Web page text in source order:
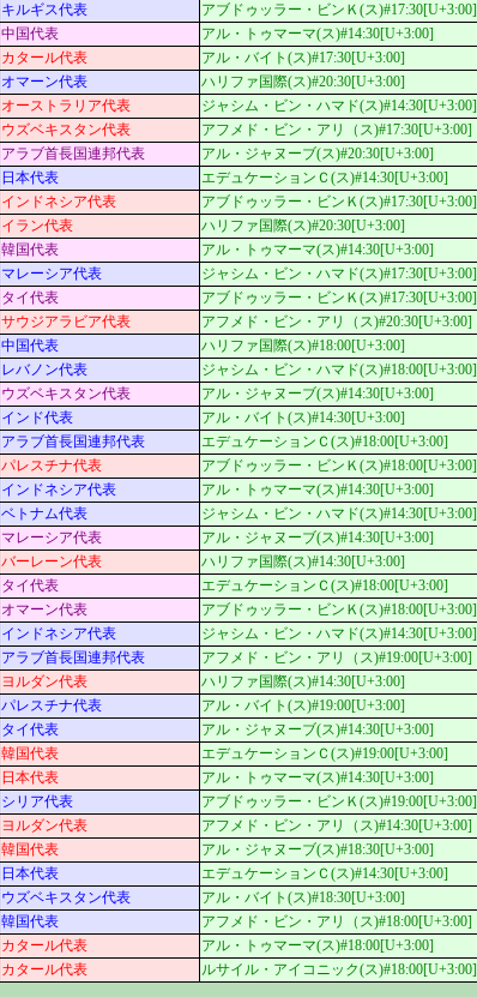
キルギス代表 アブドゥッラー・ビンＫ(ス)#17:30[U+3:00]
中国代表 アル・トゥマーマ(ス)#14:30[U+3:00]
カタール代表 アル・バイト(ス)#17:30[U+3:00]
オマーン代表 ハリファ国際(ス)#20:30[U+3:00]
オーストラリア代表 ジャシム・ビン・ハマド(ス)#14:30[U+3:00]
ウズベキスタン代表 アフメド・ビン・アリ（ス)#17:30[U+3:00]
アラブ首長国連邦代表 アル・ジャヌーブ(ス)#20:30[U+3:00]
日本代表 エデュケーションＣ(ス)#14:30[U+3:00]
インドネシア代表 アブドゥッラー・ビンＫ(ス)#17:30[U+3:00]
イラン代表 ハリファ国際(ス)#20:30[U+3:00]
韓国代表 アル・トゥマーマ(ス)#14:30[U+3:00]
マレーシア代表 ジャシム・ビン・ハマド(ス)#17:30[U+3:00]
タイ代表 アブドゥッラー・ビンＫ(ス)#17:30[U+3:00]
サウジアラビア代表 アフメド・ビン・アリ（ス)#20:30[U+3:00]
中国代表 ハリファ国際(ス)#18:00[U+3:00]
レバノン代表 ジャシム・ビン・ハマド(ス)#18:00[U+3:00]
ウズベキスタン代表 アル・ジャヌーブ(ス)#14:30[U+3:00]
インド代表 アル・バイト(ス)#14:30[U+3:00]
アラブ首長国連邦代表 エデュケーションＣ(ス)#18:00[U+3:00]
パレスチナ代表 アブドゥッラー・ビンＫ(ス)#18:00[U+3:00]
インドネシア代表 アル・トゥマーマ(ス)#14:30[U+3:00]
ベトナム代表 ジャシム・ビン・ハマド(ス)#14:30[U+3:00]
マレーシア代表 アル・ジャヌーブ(ス)#14:30[U+3:00]
バーレーン代表 ハリファ国際(ス)#14:30[U+3:00]
タイ代表 エデュケーションＣ(ス)#18:00[U+3:00]
オマーン代表 アブドゥッラー・ビンＫ(ス)#18:00[U+3:00]
インドネシア代表 ジャシム・ビン・ハマド(ス)#14:30[U+3:00]
アラブ首長国連邦代表 アフメド・ビン・アリ（ス)#19:00[U+3:00]
ヨルダン代表 ハリファ国際(ス)#14:30[U+3:00]
パレスチナ代表 アル・バイト(ス)#19:00[U+3:00]
タイ代表 アル・ジャヌーブ(ス)#14:30[U+3:00]
韓国代表 エデュケーションＣ(ス)#19:00[U+3:00]
日本代表 アル・トゥマーマ(ス)#14:30[U+3:00]
シリア代表 アブドゥッラー・ビンＫ(ス)#19:00[U+3:00]
ヨルダン代表 アフメド・ビン・アリ（ス)#14:30[U+3:00]
韓国代表 アル・ジャヌーブ(ス)#18:30[U+3:00]
日本代表 エデュケーションＣ(ス)#14:30[U+3:00]
ウズベキスタン代表 アル・バイト(ス)#18:30[U+3:00]
韓国代表 アフメド・ビン・アリ（ス)#18:00[U+3:00]
カタール代表 アル・トゥマーマ(ス)#18:00[U+3:00]
カタール代表 ルサイル・アイコニック(ス)#18:00[U+3:00]